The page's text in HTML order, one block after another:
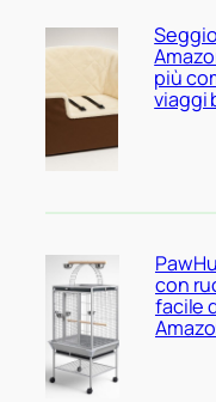
più
viaggi
con
facile